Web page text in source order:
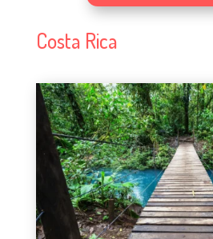
Costa Rica